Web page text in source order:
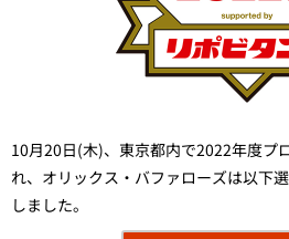
10月20日(木)、東京都内で2022年度プ
れ、オリックス・バファローズは以下
しました。